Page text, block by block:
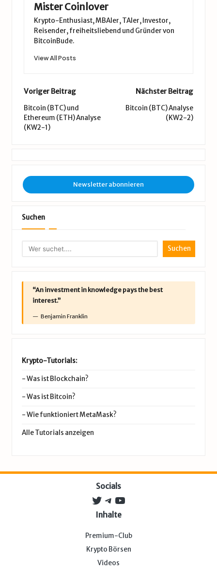
Mister Coinlover
Krypto-Enthusiast, MBAler, TAler, Investor,
Reisender, freiheitsliebend und Gründer von
BitcoinBude.
View All Posts
Post
navigation
Voriger Beitrag
Bitcoin (BTC) und
Ethereum (ETH) Analyse
(KW2-1)
Nächster Beitrag
Bitcoin (BTC) Analyse
(KW2-2)
Newsletter abonnieren
Suchen
Suchen
“An investment in knowledge pays the best
interest.”
Benjamin Franklin
Krypto-Tutorials:
-Was ist Blockchain?
-Was ist Bitcoin?
-Wie funktioniert MetaMask?
Alle Tutorials anzeigen
Socials
Twitter
Telegram
YouTube
Inhalte
Premium-Club
Krypto Börsen
Videos